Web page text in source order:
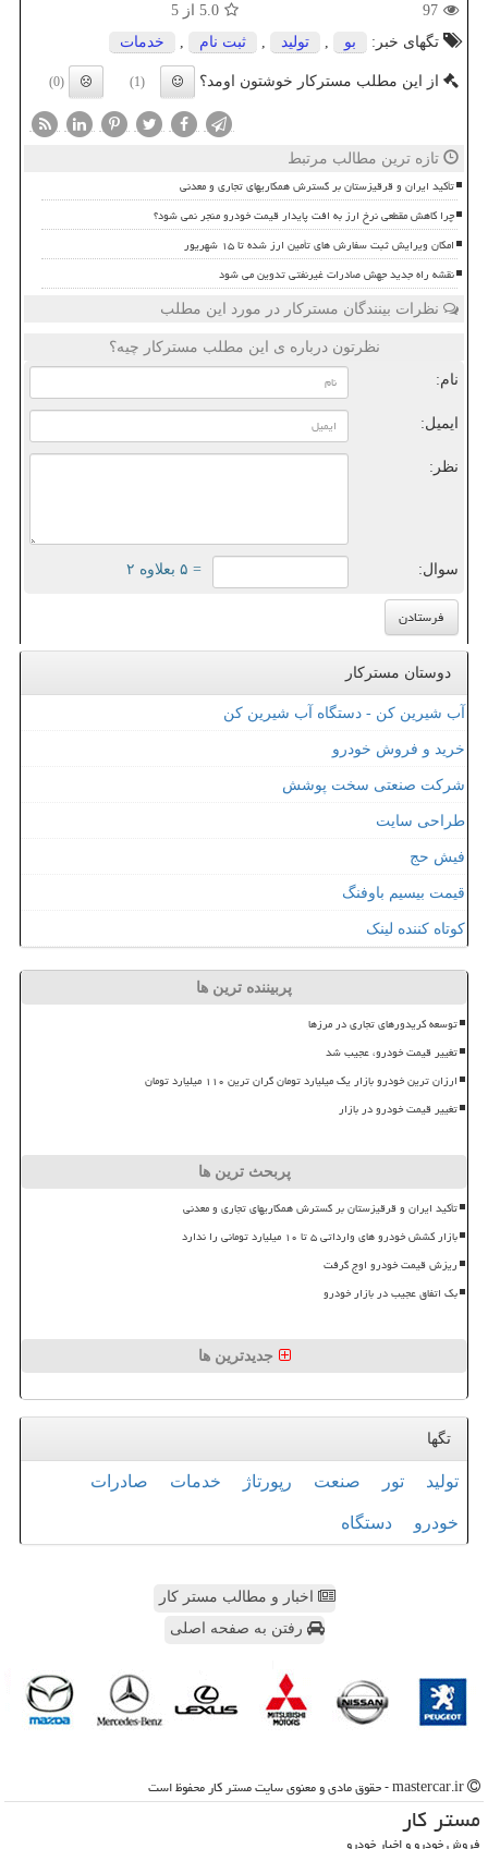
97
5.0 از 5
تگهای خبر:
بو تولید ثبت نام خدمات
از این مطلب مسترکار خوشتون اومد؟ (1)
(0)
تازه ترین مطالب مرتبط
تأکید ایران و قرقیزستان بر گسترش همکاریهای تجاری و معدنی
چرا کاهش مقطعی نرخ ارز به افت پایدار قیمت خودرو منجر نمی شود؟
امکان ویرایش ثبت سفارش های تأمین ارز شده تا ۱۵ شهریور
نقشه راه جدید جهش صادرات غیرنفتی تدوین می شود
نظرات بینندگان مسترکار در مورد این مطلب
نظرتون درباره ی این مطلب مسترکار چیه؟
نام:
ایمیل:
نظر:
سوال: = ۵ بعلاوه ۲
دوستان مسترکار
آب شیرین کن - دستگاه آب شیرین کن
خرید و فروش خودرو
شرکت صنعتی سخت پوشش
طراحی سایت
فیش حج
قیمت بیسیم باوفنگ
کوتاه کننده لینک
پربیننده ترین ها
توسعه کریدورهای تجاری در مرزها
تغییر قیمت خودرو، عجیب شد
ارزان ترین خودرو بازار یک میلیارد تومان گران ترین ۱۱۰ میلیارد تومان
تغییر قیمت خودرو در بازار
پربحث ترین ها
تأکید ایران و قرقیزستان بر گسترش همکاریهای تجاری و معدنی
بازار کشش خودرو های وارداتی ۵ تا ۱۰ میلیارد تومانی را ندارد
ریزش قیمت خودرو اوج گرفت
بک اتفاق عجیب در بازار خودرو
جدیدترین ها
تگها
تولید تور صنعت رپورتاژ خدمات صادرات
خودرو دستگاه
اخبار و مطالب مستر کار
رفتن به صفحه اصلی
مستر كار
فروش خودرو و اخبار خودرو